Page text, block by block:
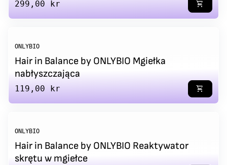
Regular price
299,00 kr shopping_cart
ONLYBIO
Hair in Balance by ONLYBIO Mgiełka
nabłyszczająca
Regular price
119,00 kr shopping_cart
ONLYBIO
Hair in Balance by ONLYBIO Reaktywator
skrętu w mgiełce